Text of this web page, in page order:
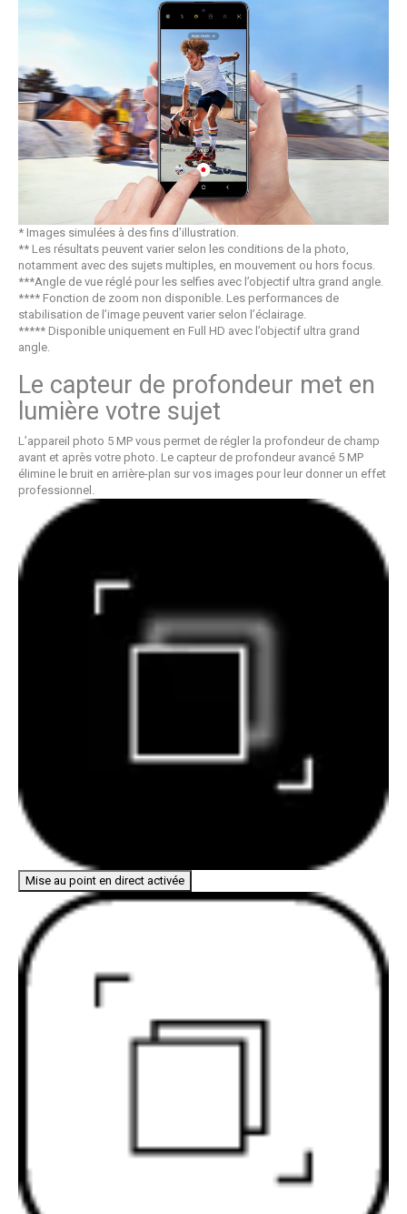
* Images simulées à des fins d’illustration.
** Les résultats peuvent varier selon les conditions de la photo,
notamment avec des sujets multiples, en mouvement ou hors focus.
***Angle de vue réglé pour les selfies avec l’objectif ultra grand angle.
**** Fonction de zoom non disponible. Les performances de
stabilisation de l’image peuvent varier selon l’éclairage.
***** Disponible uniquement en Full HD avec l’objectif ultra grand
angle.
Le capteur de profondeur met en
lumière votre sujet
L’appareil photo 5 MP vous permet de régler la profondeur de champ
avant et après votre photo. Le capteur de profondeur avancé 5 MP
élimine le bruit en arrière-plan sur vos images pour leur donner un effet
professionnel.
Mise au point en direct activée